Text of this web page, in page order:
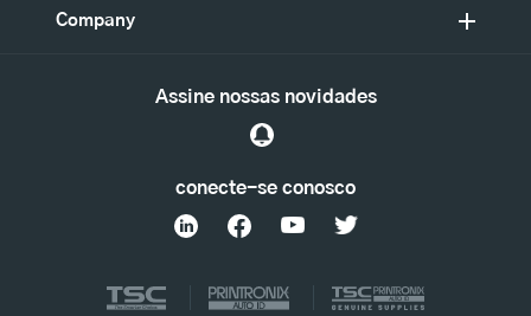
Company
conecte-se conosco
Assine nossas novidades